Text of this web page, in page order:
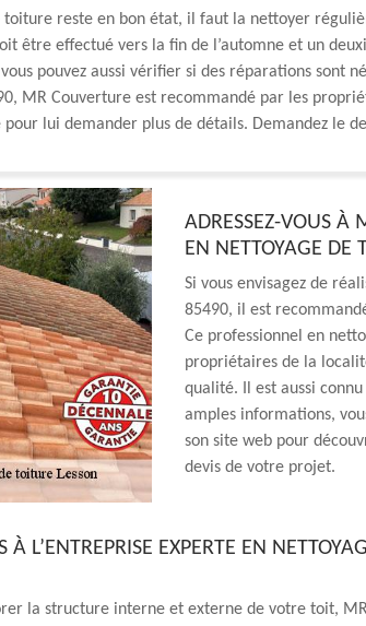
toiture reste en bon état, il faut la nettoyer
être effectué vers la fin de l’automne et un
pouvez aussi vérifier si des réparations sont
MR Couverture est recommandé par les
pour lui demander plus de détails. Demandez le
ADRESSEZ-VOUS À
EN NETTOYAGE DE
Si vous envisagez de
85490, il est
Ce professionnel en
propriétaires de la
qualité. Il est aussi
amples informations,
son site web pour
devis de votre projet.
À L’ENTREPRISE EXPERTE EN
la structure interne et externe de votre toit,